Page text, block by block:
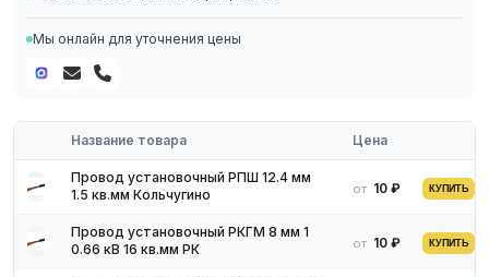
задача: распределение электрической энергии к потребителям
провод необходим для подключения электродвигателей,
электронагревателей, промышленного и лабораторного
Мы онлайн для уточнения цены
Название товара Цена
Провод установочный РПШ 12.4 мм
1.5 кв.мм Кольчугино
от 10 ₽ КУПИТЬ
Провод установочный РКГМ 8 мм 1
0.66 кВ 16 кв.мм РК
от 10 ₽ КУПИТЬ